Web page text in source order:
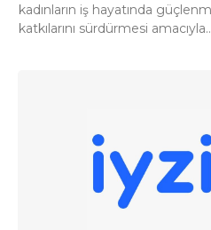
kadınların iş hayatında
katkılarını sürdürmesi